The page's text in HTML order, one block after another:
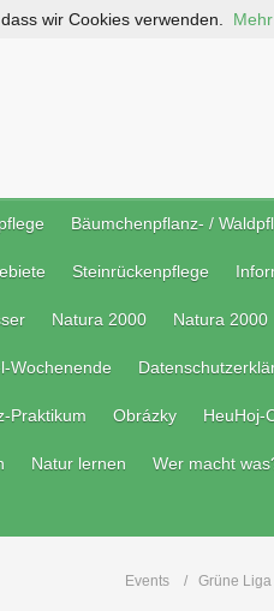
Bäumchenpflanz- /
Steinrückenpflege
Natura 2000 Natura 2000
Wochenende
Praktikum Obrázky HeuHoj-
Natur lernen Wer macht
Events Grüne
wir Cookies verwenden.